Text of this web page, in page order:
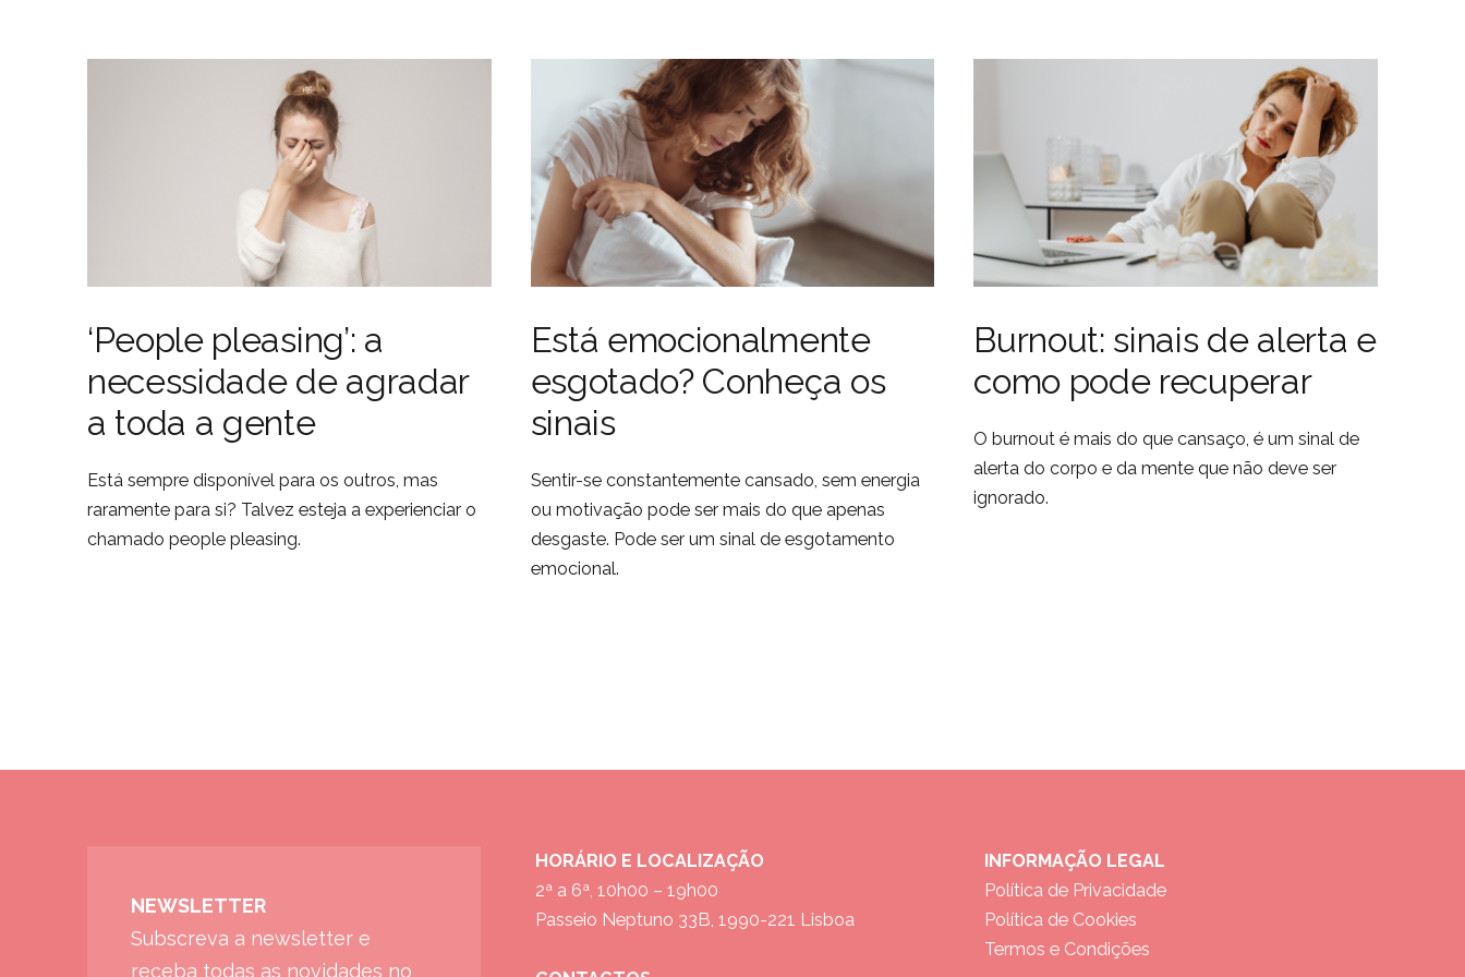
‘People pleasing’: a
necessidade de agradar
a toda a gente
Está sempre disponível para os outros, mas
raramente para si? Talvez esteja a experienciar o
chamado people pleasing.
Está emocionalmente
esgotado? Conheça os
sinais
Sentir-se constantemente cansado, sem energia
ou motivação pode ser mais do que apenas
desgaste. Pode ser um sinal de esgotamento
emocional.
Burnout: sinais de alerta e
como pode recuperar
O burnout é mais do que cansaço, é um sinal de
alerta do corpo e da mente que não deve ser
ignorado.
NEWSLETTER
Subscreva a newsletter e
receba todas as novidades no
HORÁRIO E LOCALIZAÇÃO
2ª a 6ª, 10h00 – 19h00
Passeio Neptuno 33B, 1990-221 Lisboa
INFORMAÇÃO LEGAL
Política de Privacidade
Política de Cookies
Termos e Condições